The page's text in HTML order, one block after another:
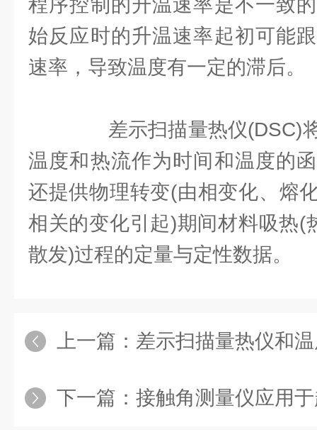
程序控制的升温速率是不一致
始反应时的升温速率起初可能
速率，导致温度有一定的滞后。
差示扫描量热仪(DSC)
温度和热流作为时间和温度的
还提供物理转变(由相变化、熔
相关的变化引起)期间材料吸热(
散发)过程的定量与定性数据。
上一篇： 差示扫描量热仪和
下一篇： 接触角测量仪应用于超